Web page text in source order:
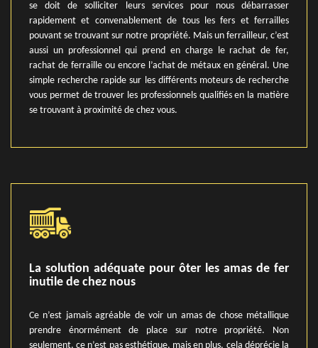
se doit de solliciter leurs services pour nous débarrasser
rapidement et convenablement de tous les fers et ferrailles
pouvant se trouvant sur notre propriété. Mais un ferrailleur, c’est
aussi un professionnel qui prend en charge le rachat de fer,
rachat de ferraille ou encore l’achat de métaux en général. Une
simple recherche rapide sur les différents moteurs de recherche
vous permet de trouver les professionnels qualifiés en la matière
se trouvant à proximité de chez vous.
La solution adéquate pour ôter les amas de fer
inutile de chez nous
Ce n’est jamais agréable de voir un amas de chose métallique
prendre énormément de place sur notre propriété. Non
seulement, ce n’est pas esthétique, mais en plus, cela déprécie la